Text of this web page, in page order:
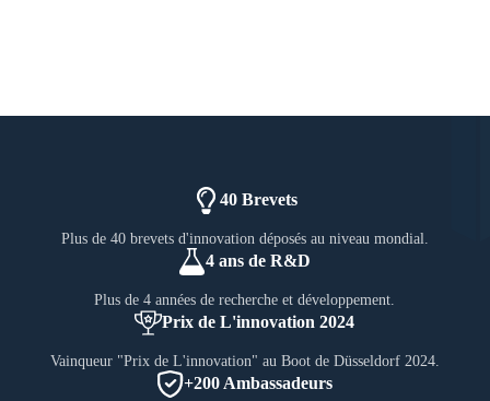
40 Brevets
Plus de 40 brevets d'innovation déposés au niveau mondial.
4 ans de R&D
Plus de 4 années de recherche et développement.
Prix de L'innovation 2024
Vainqueur "Prix de L'innovation" au Boot de Düsseldorf 2024.
+200 Ambassadeurs